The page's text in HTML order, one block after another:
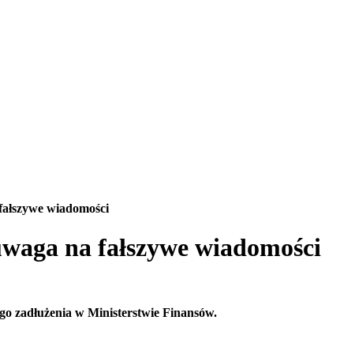
wiadomości
na fałszywe wiadomości
zadłużenia w Ministerstwie Finansów.